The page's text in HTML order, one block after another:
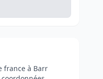
france à Barr